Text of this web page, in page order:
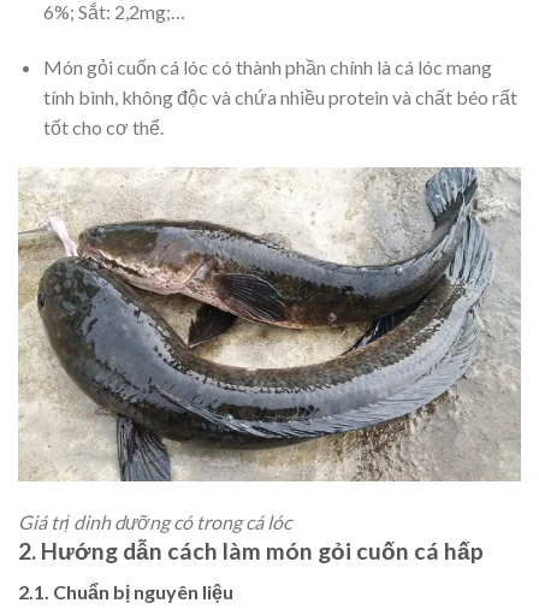
6%; Sắt: 2,2mg;…
Món gỏi cuốn cá lóc có thành phần chính là cá lóc mang
tính bình, không độc và chứa nhiều protein và chất béo rất
tốt cho cơ thể.
Giá trị dinh dưỡng có trong cá lóc
2. Hướng dẫn cách làm món gỏi cuốn cá hấp
2.1. Chuẩn bị nguyên liệu